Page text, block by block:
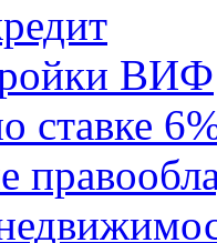
ВИФ
ставке